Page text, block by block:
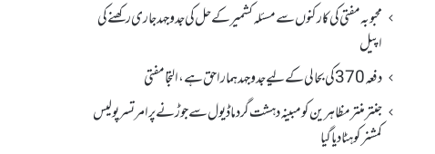
محبوبہ مفتی کی کارکنوں سے مسئلہ کشمیر کے حل کی جدوجہد جاری رکھنے کی
اپیل
دفعہ370کی بحالی کے لیے جدوجہد ہمارا حق ہے، التجا مفتی
جنتر منتر مظاہرین کو مبینہ دہشت گرد ماڈیول سے جوڑنے پر امرتسر پولیس
کمشنر کو ہٹا دیاگیا